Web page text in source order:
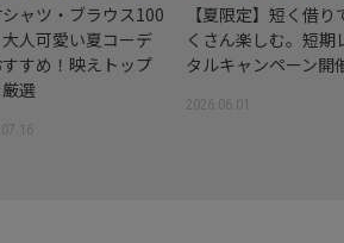
シャツ・ブラウス100
人可愛い夏コーデ
すめ！映えトップ
選
【夏限定】短く借り
くさん楽しむ。短期
タルキャンペーン開
2026.06.01